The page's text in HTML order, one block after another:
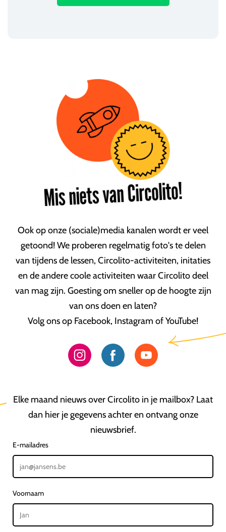
Mis niets van Circolito!
Ook op onze (sociale)media kanalen wordt er veel
getoond! We proberen regelmatig foto's te delen
van tijdens de lessen, Circolito-activiteiten, initaties
en de andere coole activiteiten waar Circolito deel
van mag zijn. Goesting om sneller op de hoogte zijn
van ons doen en laten?
Volg ons op Facebook, Instagram of YouTube!
Elke maand nieuws over Circolito in je mailbox? Laat
dan hier je gegevens achter en ontvang onze
nieuwsbrief.
E-mailadres
Voornaam